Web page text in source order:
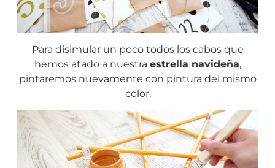
Para disimular un poco todos los cabos que
hemos atado a nuestra estrella navideña,
pintaremos nuevamente con pintura del mismo
color.